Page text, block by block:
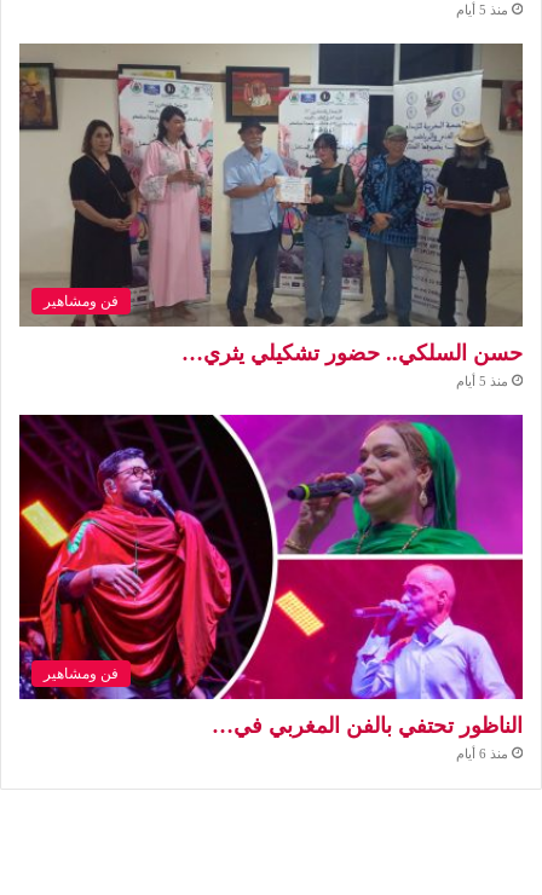
منذ 5 أيام
فن ومشاهير
حسن السلكي.. حضور تشكيلي يثري…
منذ 5 أيام
فن ومشاهير
الناظور تحتفي بالفن المغربي في…
منذ 6 أيام